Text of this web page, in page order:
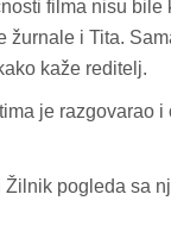
filma nisu bile
žurnale i Tita.
kaže reditelj.
je razgovarao i
Žilnik pogleda sa